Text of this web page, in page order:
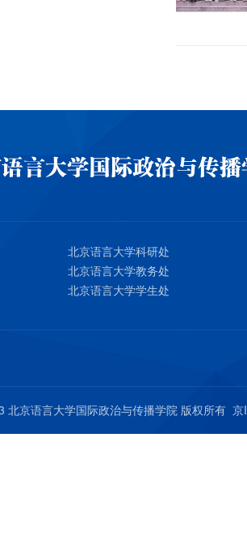
北京语言大学科研处
北京语言大学教务处
北京语言大学学生处
京语言大学国际政治与传播学院 版权所有 京